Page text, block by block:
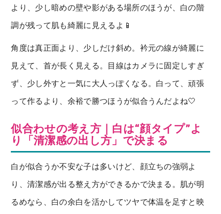
より、少し暗めの壁や影がある場所のほうが、白の階
調が残って肌も綺麗に見えるよ📱
角度は真正面より、少しだけ斜め。衿元の線が綺麗に
見えて、首が長く見える。目線はカメラに固定しすぎ
ず、少し外すと一気に大人っぽくなる。白って、頑張
って作るより、余裕で勝つほうが似合うんだよね🤍
似合わせの考え方｜白は“顔タイプ”よ
り「清潔感の出し方」で決まる
白が似合うか不安な子は多いけど、顔立ちの強弱よ
り、清潔感が出る整え方ができるかで決まる。肌が明
るめなら、白の余白を活かしてツヤで体温を足すと映